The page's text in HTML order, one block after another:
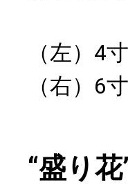
（左）4
（右）6
“盛り